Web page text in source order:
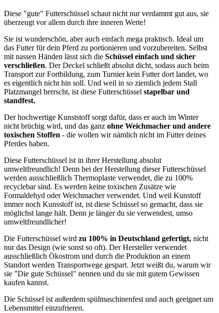
Diese "gute" Futterschüssel schaut nicht nur verdammt gut aus, sie
überzeugt vor allem durch ihre inneren Werte!
Sie ist wunderschön, aber auch einfach mega praktisch. Ideal um
das Futter für dein Pferd zu portionieren und vorzubereiten. Selbst
mit nassen Händen lässt sich die Schüssel einfach und sicher
verschließen. Der Deckel schließt absolut dicht, sodass auch beim
Transport zur Fortbildung, zum Turnier kein Futter dort landet, wo
es eigentlich nicht hin soll. Und weil in so ziemlich jedem Stall
Platzmangel herrscht, ist diese Futterschüssel stapelbar und
standfest.
Der hochwertige Kunststoff sorgt dafür, dass er auch im Winter
nicht brüchig wird, und das ganz ohne Weichmacher und andere
toxischen Stoffen - die wollen wir nämlich nicht im Futter deines
Pferdes haben.
Diese Futterschüssel ist in ihrer Herstellung absolut
umweltfreundlich! Denn bei der Herstellung dieser Futterschüssel
werden ausschließlich Thermoplaste verwendet, die zu 100%
recyclebar sind. Es werden keine toxischen Zusätze wie
Formaldehyd oder Weichmacher verwendet. Und weil Kunstoff
immer noch Kunsstoff ist, ist diese Schüssel so gemacht, dass sie
möglichst lange hält. Denn je länger du sie verwendest, umso
umweltfreundlicher!
Die Futterschüssel wird zu 100% in Deutschland gefertigt, nicht
nur das Design (wie sonst so oft). Der Hersteller verwendet
ausschließlich Ökostrom und durch die Produktion an einem
Standort werden Transportwege gespart. Jetzt weißt du, warum wir
sie "Die gute Schüssel" nennen und du sie mit gutem Gewissen
kaufen kannst.
Die Schüssel ist außerdem spülmaschinenfest und auch geeignet um
Lebensmittel einzufrieren.